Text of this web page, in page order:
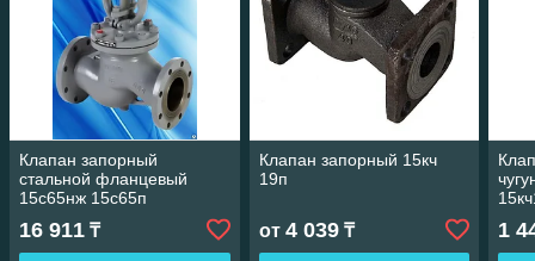
Клапан запорный
стальной фланцевый
15с65нж 15с65п
16 911 ₸
Клапан запорный 15кч
19п
от 4 039₸ 1